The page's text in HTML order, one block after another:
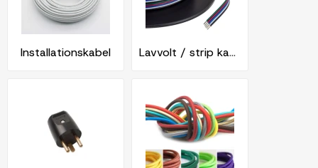
Installationskabel Lavvolt / strip kabel